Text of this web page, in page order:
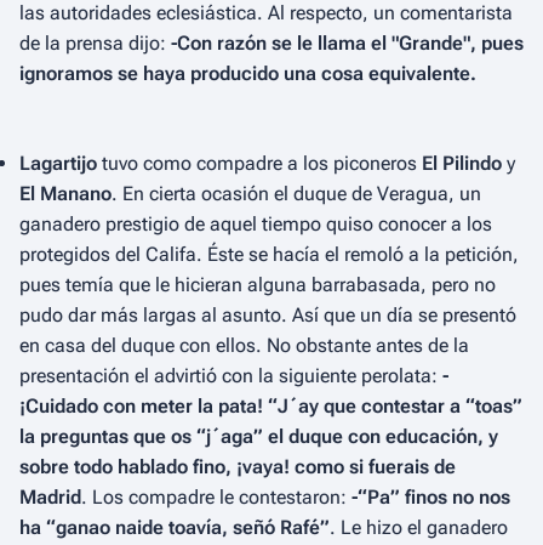
las autoridades eclesiástica. Al respecto, un comentarista
de la prensa dijo: -Con razón se le llama el "Grande", pues
ignoramos se haya producido una cosa equivalente.
Lagartijo tuvo como compadre a los piconeros El Pilindo y
El Manano. En cierta ocasión el duque de Veragua, un
ganadero prestigio de aquel tiempo quiso conocer a los
protegidos del Califa. Éste se hacía el remoló a la petición,
pues temía que le hicieran alguna barrabasada, pero no
pudo dar más largas al asunto. Así que un día se presentó
en casa del duque con ellos. No obstante antes de la
presentación el advirtió con la siguiente perolata: -
¡Cuidado con meter la pata! “J´ay que contestar a “toas”
la preguntas que os “j´aga” el duque con educación, y
sobre todo hablado fino, ¡vaya! como si fuerais de
Madrid. Los compadre le contestaron: -“Pa” finos no nos
ha “ganao naide toavía, señó Rafé”. Le hizo el ganadero